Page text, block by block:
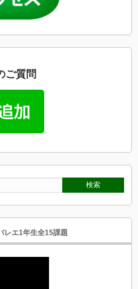
ご質問
レエ1年生全15課題